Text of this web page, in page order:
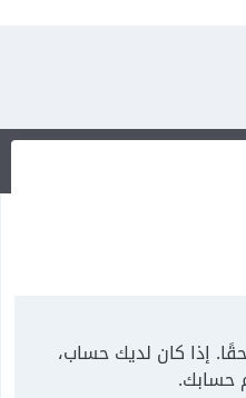
إذا كان لديك حساب،
حسابك.